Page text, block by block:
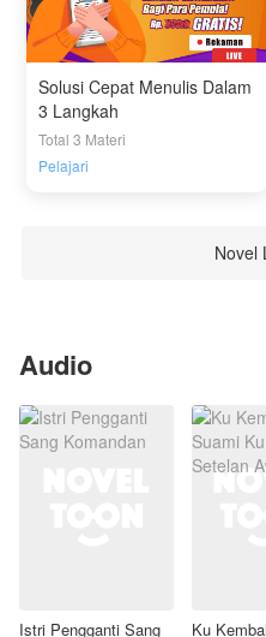
Solusi Cepat Menulis Dalam
3 Langkah
Total 3 Materi
Pelajari
Novel
Audio
Istri Pengganti Sang Ku